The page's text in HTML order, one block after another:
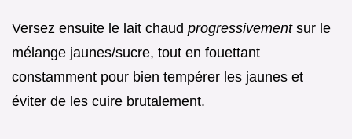
Versez ensuite le lait chaud progressivement sur le
mélange jaunes/sucre, tout en fouettant
constamment pour bien tempérer les jaunes et
éviter de les cuire brutalement.